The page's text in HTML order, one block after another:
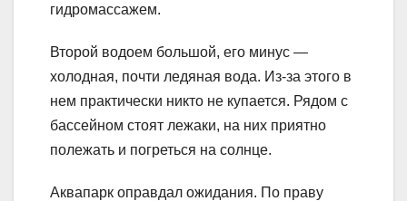
гидромассажем.
Второй водоем большой, его минус —
холодная, почти ледяная вода. Из-за этого в
нем практически никто не купается. Рядом с
бассейном стоят лежаки, на них приятно
полежать и погреться на солнце.
Аквапарк оправдал ожидания. По праву